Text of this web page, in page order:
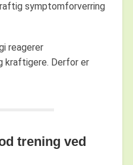
symptomforverring
reagerer
kraftigere. Derfor er
trening ved